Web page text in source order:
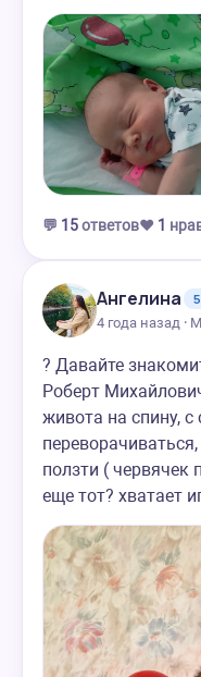
💬 15ответов❤️ 1
Ангелина
4 года назад ·
? Давайте
Роберт
живота на спину,
ползти ( червячек
еще тот? хватает